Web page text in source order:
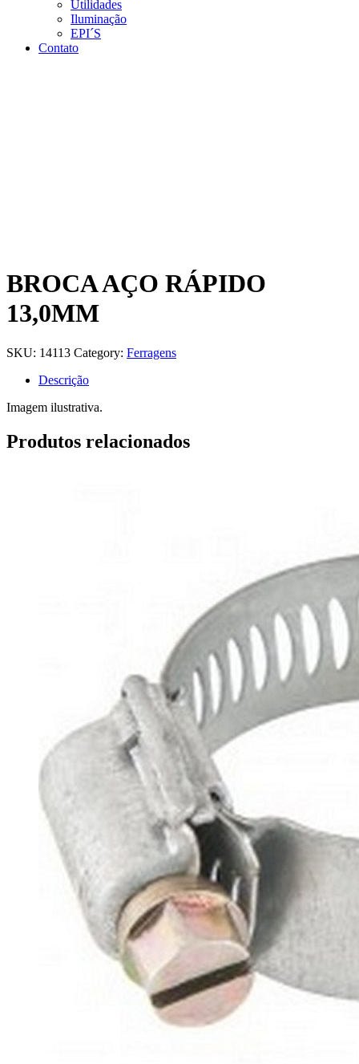
Utilidades
Iluminação
EPI´S
Contato
BROCA AÇO RÁPIDO
13,0MM
SKU: 14113 Category: Ferragens
Descrição
Imagem ilustrativa.
Produtos relacionados